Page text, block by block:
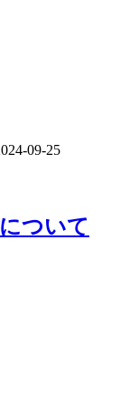
09-25
ついて